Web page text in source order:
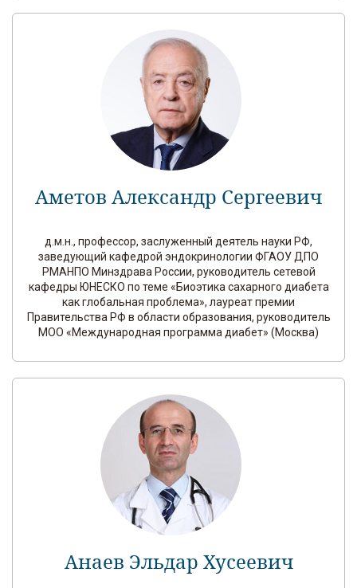
Аметов Александр Сергеевич
д.м.н., профессор, заслуженный деятель науки РФ,
заведующий кафедрой эндокринологии ФГАОУ ДПО
РМАНПО Минздрава России, руководитель сетевой
кафедры ЮНЕСКО по теме «Биоэтика сахарного диабета
как глобальная проблема», лауреат премии
Правительства РФ в области образования, руководитель
МОО «Международная программа диабет» (Москва)
Анаев Эльдар Хусеевич